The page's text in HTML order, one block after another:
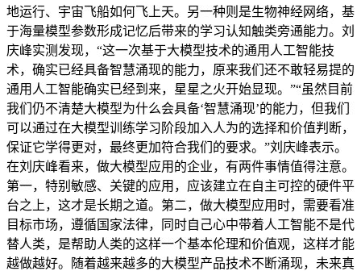
地运行、宇宙飞船如何飞上天。另一种则是生物神经网络，基
于海量模型参数形成记忆后带来的学习认知触类旁通能力。刘
庆峰实测发现，“这一次基于大模型技术的通用人工智能技
术，确实已经具备智慧涌现的能力，原来我们还不敢轻易提的
通用人工智能确实已经到来，星星之火开始显现。”“虽然目前
我们仍不清楚大模型为什么会具备‘智慧涌现’的能力，但我们
可以通过在大模型训练学习阶段加入人为的选择和价值判断，
保证它学得更对，最终更加符合我们的要求。”刘庆峰表示。
在刘庆峰看来，做大模型应用的企业，有两件事情值得注意。
第一，特别敏感、关键的应用，应该建立在自主可控的硬件平
台之上，这才是长期之道。第二，做大模型应用时，需要看准
目标市场，遵循国家法律，同时自己心中带着人工智能不是代
替人类，是帮助人类的这样一个基本伦理和价值观，这样才能
越做越好。随着越来越多的大模型产品技术不断涌现，未来真